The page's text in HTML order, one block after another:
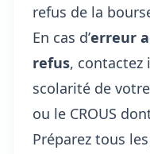
refus de la
En cas d’erreur
refus, contactez
scolarité de
ou le CROUS
Préparez tous